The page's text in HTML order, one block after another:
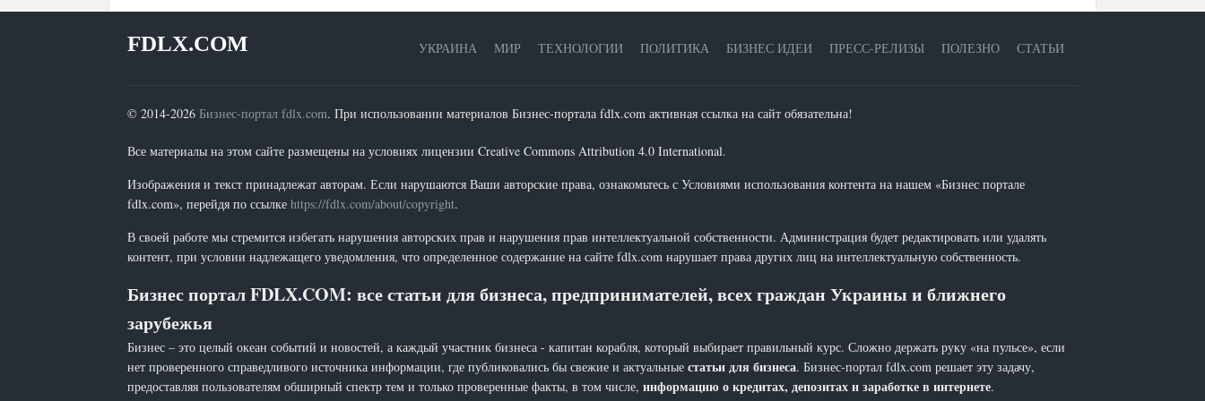
УКРАИНА МИР ТЕХНОЛОГИИ ПОЛИТИКА БИЗНЕС ИДЕИ ПРЕСС-РЕЛИЗЫ ПОЛЕЗНО СТАТЬИ
FDLX.COM
© 2014-2026 Бизнес-портал fdlx.com. При использовании материалов Бизнес-портала fdlx.com активная ссылка на сайт обязательна!
Все материалы на этом сайте размещены на условиях лицензии Creative Commons Attribution 4.0 International.
Изображения и текст принадлежат авторам. Если нарушаются Ваши авторские права, ознакомьтесь с Условиями использования контента на нашем «Бизнес портале
fdlx.com», перейдя по ссылке https://fdlx.com/about/copyright.
В своей работе мы стремится избегать нарушения авторских прав и нарушения прав интеллектуальной собственности. Администрация будет редактировать или удалять
контент, при условии надлежащего уведомления, что определенное содержание на сайте fdlx.com нарушает права других лиц на интеллектуальную собственность.
Бизнес портал FDLX.COM: все статьи для бизнеса, предпринимателей, всех граждан Украины и ближнего
зарубежья
Бизнес – это целый океан событий и новостей, а каждый участник бизнеса - капитан корабля, который выбирает правильный курс. Сложно держать руку «на пульсе», если
нет проверенного справедливого источника информации, где публиковались бы свежие и актуальные статьи для бизнеса. Бизнес-портал fdlx.com решает эту задачу,
предоставляя пользователям обширный спектр тем и только проверенные факты, в том числе, информацию о кредитах, депозитах и заработке в интернете.